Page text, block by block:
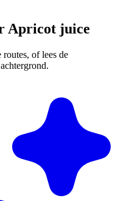
Apricot juice
routes, of lees de